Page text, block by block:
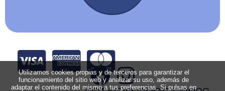
Utilizamos cookies propias y de terceros para garantizar el
funcionamiento del sitio web y analizar su uso, además de
adaptar el contenido del mismo a tus preferencias. Si pulsas en